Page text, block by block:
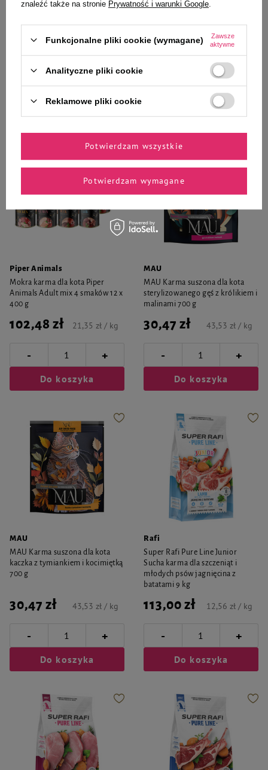
Karma mokra dla psa szczeniaka
jagnięciną i żurawiną zestaw 6 x
42,54 zł 17,73 zł / kg
- +
Karma mokra dla psa szczeniaka
smaków zestaw 12 x 400 g
85,08 zł 17,72 zł / kg
- +
Do koszyka
Piper Animals
Mokra karma dla kota Piper
Animals Adult mix 4 smaków 12 x
400 g
102,48 zł 21,35 zł / kg
- +
Do koszyka
MAU
MAU Karma suszona dla kota
sterylizowanego gęś z królikiem i
malinami 700 g
30,47 zł 43,53 zł / kg
- +
Do koszyka
MAU
MAU Karma suszona dla kota
kaczka z tymiankiem i kocimiętką
700 g
30,47 zł 43,53 zł / kg
- +
Do koszyka
Rafi
Super Rafi Pure Line Junior
Sucha karma dla szczeniąt i
młodych psów jagnięcina z
batatami 9 kg
113,00 zł 12,56 zł / kg
- +
Do koszyka
znaleźć także na stronie Prywatność i warunki Google
Funkcjonalne pliki cookie (wymagane)
Zawsze
aktywne
Analityczne pliki cookie
Reklamowe pliki cookie
Potwierdzam wymagane
Potwierdzam wszystkie